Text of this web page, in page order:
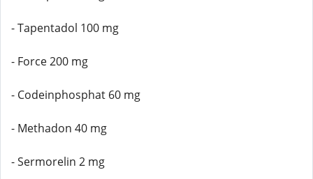
- Tapentadol 100 mg
- Force 200 mg
- Codeinphosphat 60 mg
- Methadon 40 mg
- Sermorelin 2 mg